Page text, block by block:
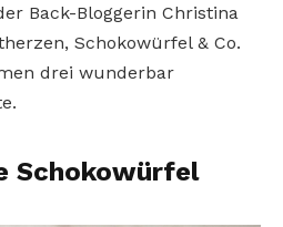
Back-Bloggerin Christina
Schokowürfel & Co.
drei wunderbar
Schokowürfel